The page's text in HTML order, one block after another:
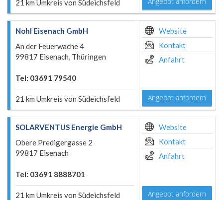
21 km Umkreis von Südeichsfeld
Nohl Eisenach GmbH
An der Feuerwache 4
99817 Eisenach, Thüringen
Tel: 03691 79540
21 km Umkreis von Südeichsfeld
Website
Kontakt
Anfahrt
Angebot anfordern
SOLARVENTUS Energie GmbH
Obere Predigergasse 2
99817 Eisenach
Tel: 03691 8888701
21 km Umkreis von Südeichsfeld
Website
Kontakt
Anfahrt
Angebot anfordern